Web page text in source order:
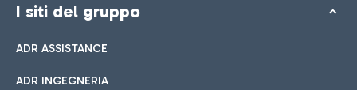
I siti del gruppo
ADR ASSISTANCE
ADR INGEGNERIA